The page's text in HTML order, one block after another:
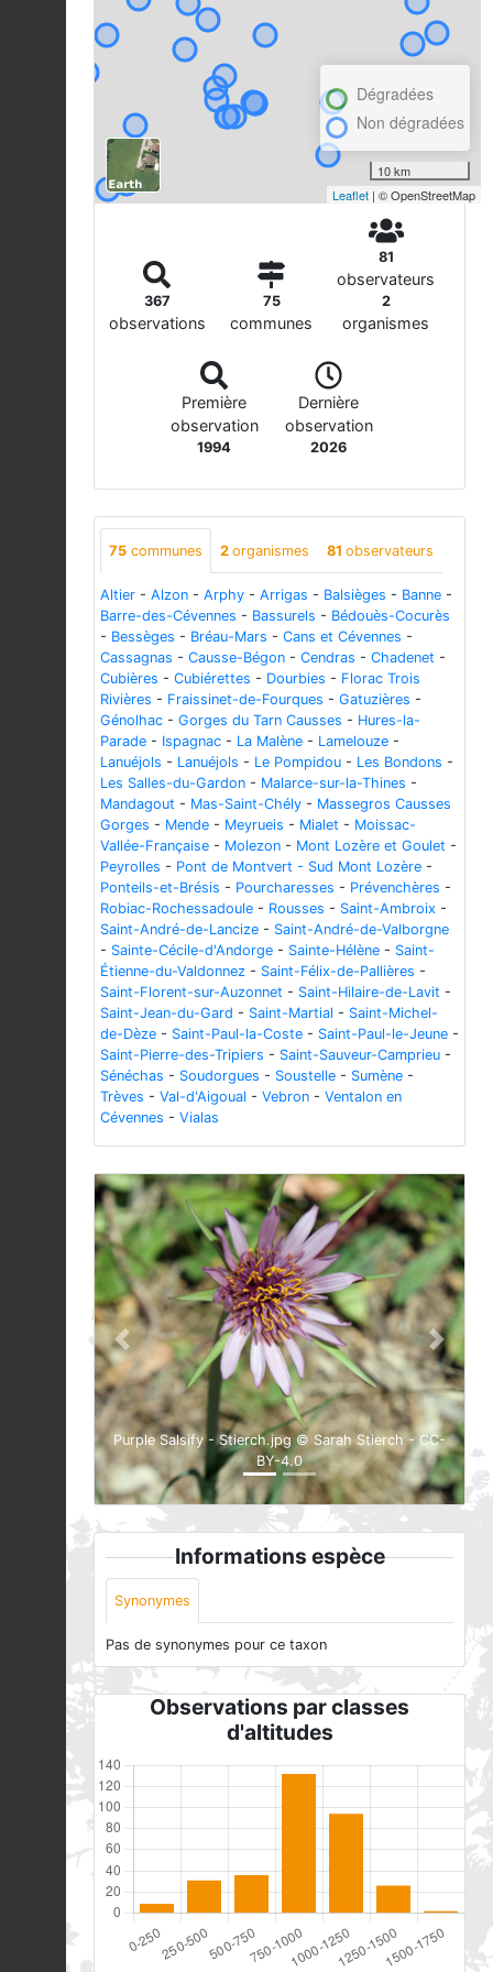
Dégradées
Non dégradées
10 km
Leaflet | © OpenStreetMap
367
observations
75
communes
81
observateurs
2
organismes
Première
observation
1994
Dernière
observation
2026
75 communes 2 organismes 81 observateurs
Altier - Alzon - Arphy - Arrigas - Balsièges - Banne -
Barre-des-Cévennes - Bassurels - Bédouès-Cocurès
- Bessèges - Bréau-Mars - Cans et Cévennes -
Cassagnas - Causse-Bégon - Cendras - Chadenet -
Cubières - Cubiérettes - Dourbies - Florac Trois
Rivières - Fraissinet-de-Fourques - Gatuzières -
Génolhac - Gorges du Tarn Causses - Hures-la-
Parade - Ispagnac - La Malène - Lamelouze -
Lanuéjols - Lanuéjols - Le Pompidou - Les Bondons -
Les Salles-du-Gardon - Malarce-sur-la-Thines -
Mandagout - Mas-Saint-Chély - Massegros Causses
Gorges - Mende - Meyrueis - Mialet - Moissac-
Vallée-Française - Molezon - Mont Lozère et Goulet -
Peyrolles - Pont de Montvert - Sud Mont Lozère -
Ponteils-et-Brésis - Pourcharesses - Prévenchères -
Robiac-Rochessadoule - Rousses - Saint-Ambroix -
Saint-André-de-Lancize - Saint-André-de-Valborgne
- Sainte-Cécile-d'Andorge - Sainte-Hélène - Saint-
Étienne-du-Valdonnez - Saint-Félix-de-Pallières -
Saint-Florent-sur-Auzonnet - Saint-Hilaire-de-Lavit -
Saint-Jean-du-Gard - Saint-Martial - Saint-Michel-
de-Dèze - Saint-Paul-la-Coste - Saint-Paul-le-Jeune -
Saint-Pierre-des-Tripiers - Saint-Sauveur-Camprieu -
Sénéchas - Soudorgues - Soustelle - Sumène -
Trèves - Val-d'Aigoual - Vebron - Ventalon en
Cévennes - Vialas
Purple Salsify - Stierch.jpg © Sarah Stierch - CC-
BY-4.0
Previous Next
Informations espèce
Synonymes
Pas de synonymes pour ce taxon
Observations par classes
d'altitudes